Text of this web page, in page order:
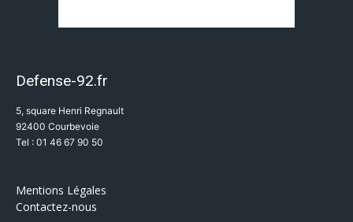
Defense-92.fr
5, square Henri Regnault
92400 Courbevoie
Tel : 01 46 67 90 50
Mentions Légales
Contactez-nous